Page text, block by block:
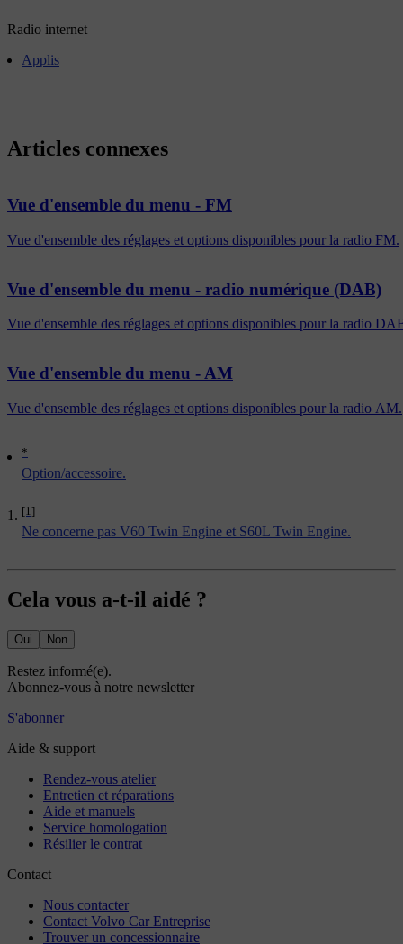
Radio internet
Applis
*
Option/accessoire.
[1]
Ne concerne pas V60 Twin Engine et S60L Twin Engine.
Articles connexes
Vue d'ensemble du menu - FM
Vue d'ensemble des réglages et options disponibles pour la radio FM.
Vue d'ensemble du menu - radio numérique (DAB)
Vue d'ensemble des réglages et options disponibles pour la radio
Vue d'ensemble du menu - AM
Vue d'ensemble des réglages et options disponibles pour la radio AM.
Cela vous a-t-il aidé ?
Oui Non